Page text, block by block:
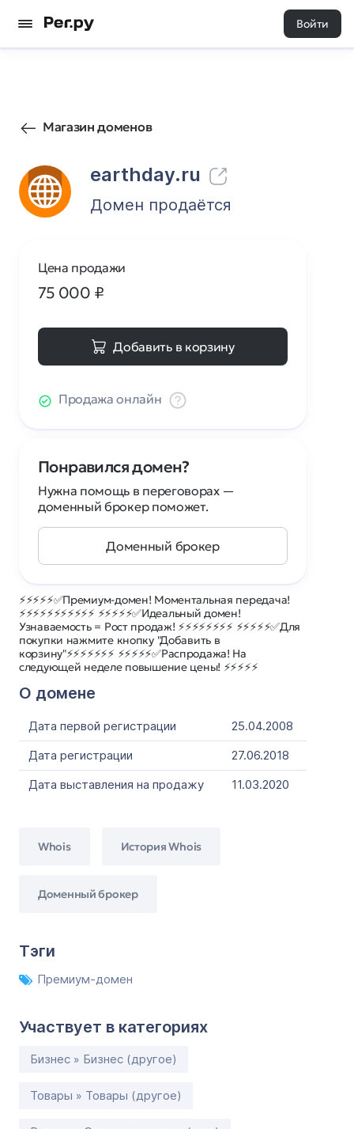
Войти
Магазин доменов
earthday.ru
128 0
Домен продаётся
⚡⚡⚡⚡⚡✅Премиум-домен! Моментальная передача!
⚡⚡⚡⚡⚡⚡⚡⚡⚡⚡⚡ ⚡⚡⚡⚡⚡✅Идеальный домен!
Узнаваемость = Рост продаж! ⚡⚡⚡⚡⚡⚡⚡⚡ ⚡⚡⚡⚡⚡✅Для
покупки нажмите кнопку "Добавить в
корзину"⚡⚡⚡⚡⚡⚡⚡ ⚡⚡⚡⚡⚡✅Распродажа! На
следующей неделе повышение цены! ⚡⚡⚡⚡⚡
О домене
Дата первой регистрации
25.04.2008
Дата регистрации
27.06.2018
Дата выставления на продажу
11.03.2020
Whois История Whois
Доменный брокер
Тэги
Премиум-домен
Участвует в категориях
Бизнес » Бизнес (другое)
Товары » Товары (другое)
Цена продажи
75 000 ₽
Добавить в корзину
Продажа онлайн
Понравился домен?
Нужна помощь в переговорах —
доменный брокер поможет.
Доменный брокер